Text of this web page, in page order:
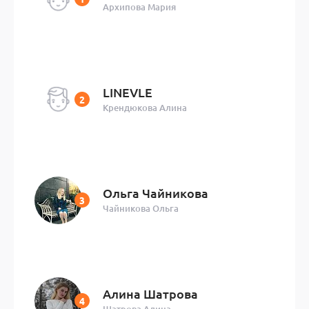
Архипова Мария
LINEVLE
Крендюкова Алина
Ольга Чайникова
Чайникова Ольга
Алина Шатрова